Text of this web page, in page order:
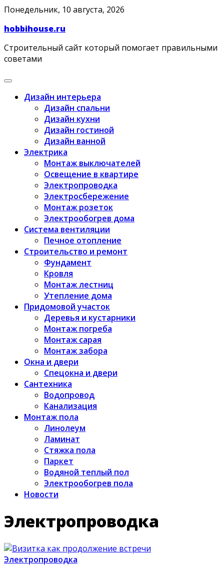
Skip
content
Понедельник, 10 августа, 2026
hobbihouse.ru
Строительный сайт который помогает правильными
советами
Дизайн интерьера
Дизайн спальни
Дизайн кухни
Дизайн гостиной
Дизайн ванной
Электрика
Монтаж выключателей
Освещение в квартире
Электропроводка
Электросбережение
Монтаж розеток
Электрообогрев дома
Система вентиляции
Печное отопление
Строительство и ремонт
Фундамент
Кровля
Монтаж лестниц
Утепление дома
Придомовой участок
Деревья и кустарники
Монтаж погреба
Монтаж сарая
Монтаж забора
Окна и двери
Спецокна и двери
Сантехника
Водопровод
Канализация
Монтаж пола
Линолеум
Ламинат
Стяжка пола
Паркет
Водяной теплый пол
Электрообогрев пола
Новости
Электропроводка
Электропроводка